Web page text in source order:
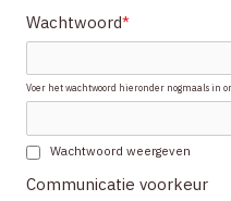
Wachtwoord*
Voer het wachtwoord hieronder nogmaals in
Wachtwoord weergeven
Communicatie voorkeur